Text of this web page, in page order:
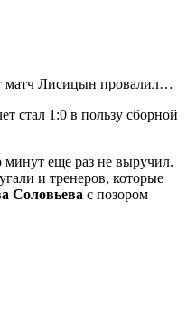
матч Лисицын провалил…
стал 1:0 в пользу сборной
минут еще раз не выручил.
и тренеров, которые
Соловьева с позором